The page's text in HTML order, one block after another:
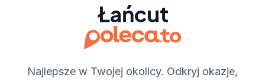
Łańcut
Najlepsze w Twojej okolicy. Odkryj okazje,